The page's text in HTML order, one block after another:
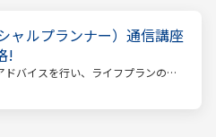
ャルプランナー）通信講座
!
バイスを行い、ライフプランの設
ンナー